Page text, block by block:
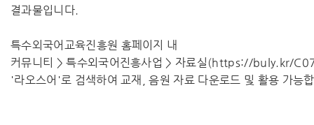
결과물입니다.
특수외국어교육진흥원 홈페이지 내
커뮤니티 > 특수외국어진흥사업 > 자료실(https://buly.kr/
'라오스어'로 검색하여 교재, 음원 자료 다운로드 및 활용 가능